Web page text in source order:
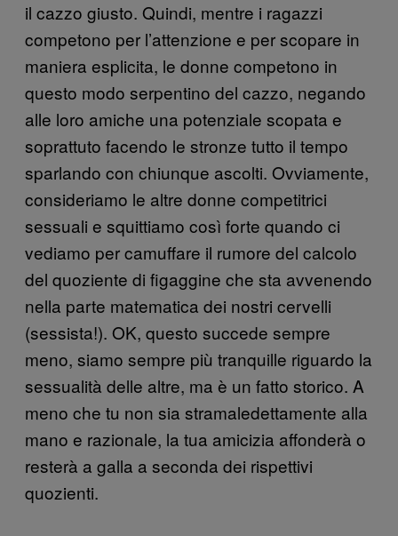
il cazzo giusto. Quindi, mentre i ragazzi
competono per l’attenzione e per scopare in
maniera esplicita, le donne competono in
questo modo serpentino del cazzo, negando
alle loro amiche una potenziale scopata e
soprattuto facendo le stronze tutto il tempo
sparlando con chiunque ascolti. Ovviamente,
consideriamo le altre donne competitrici
sessuali e squittiamo così forte quando ci
vediamo per camuffare il rumore del calcolo
del quoziente di figaggine che sta avvenendo
nella parte matematica dei nostri cervelli
(sessista!). OK, questo succede sempre
meno, siamo sempre più tranquille riguardo la
sessualità delle altre, ma è un fatto storico. A
meno che tu non sia stramaledettamente alla
mano e razionale, la tua amicizia affonderà o
resterà a galla a seconda dei rispettivi
quozienti.